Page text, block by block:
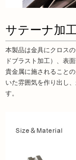
サテーナ加
本製品は金具にクロス
ドブラスト加工）、表
貴金属に施されること
いた雰囲気を作り出し
す。